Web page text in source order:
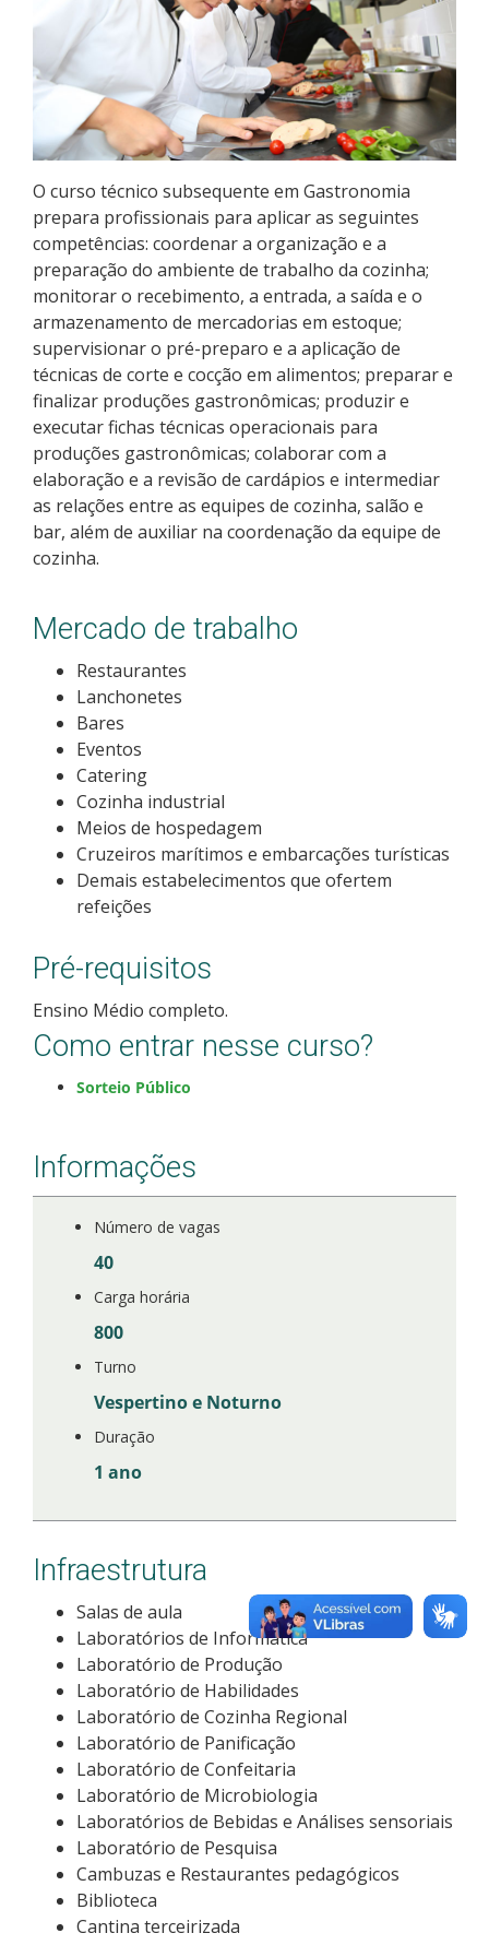
Especialização
Educação a Distância
Processo de Inscrição
Resultados
Resultados Vagas Remanescentes
Como posso estudar no IFSC?
Calendário de inscrições
Processos Seletivos
Cotas
Inscrições e acompanhamento
Orientações para Matrícula
Transferências e Retornos
Provas e Gabaritos
Estatísticas dos Processos Seletivos
O curso técnico subsequente em Gastronomia
prepara profissionais para aplicar as seguintes
competências: coordenar a organização e a
preparação do ambiente de trabalho da cozinha;
monitorar o recebimento, a entrada, a saída e o
armazenamento de mercadorias em estoque;
supervisionar o pré-preparo e a aplicação de
técnicas de corte e cocção em alimentos; preparar e
finalizar produções gastronômicas; produzir e
executar fichas técnicas operacionais para
produções gastronômicas; colaborar com a
elaboração e a revisão de cardápios e intermediar
as relações entre as equipes de cozinha, salão e
bar, além de auxiliar na coordenação da equipe de
cozinha.
Mercado de trabalho
Restaurantes
Lanchonetes
Bares
Eventos
Catering
Cozinha industrial
Meios de hospedagem
Cruzeiros marítimos e embarcações turísticas
Demais estabelecimentos que ofertem
refeições
Pré-requisitos
Ensino Médio completo.
Como entrar nesse curso?
Sorteio Público
Informações
Número de vagas
40
Carga horária
800
Turno
Vespertino e Noturno
Duração
1 ano
Infraestrutura
Salas de aula
Laboratórios de Informática
Laboratório de Produção
Laboratório de Habilidades
Laboratório de Cozinha Regional
Laboratório de Panificação
Laboratório de Confeitaria
Laboratório de Microbiologia
Laboratórios de Bebidas e Análises sensoriais
Laboratório de Pesquisa
Cambuzas e Restaurantes pedagógicos
Biblioteca
Cantina terceirizada